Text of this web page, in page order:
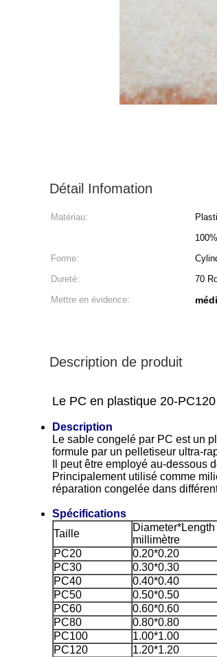
Détail Infomation
Matériau:
Forme:
Dureté:
70
Mettre en évidence:
Description de produit
Le PC en plastique 20-
Description
Le sable congelé par PC est un
formule par un pelletiseur ultra-
Il peut être employé au-dessous
Principalement utilisé comme
réparation congelée dans
Spécifications
Taille
Diameter*Length
millimètre
PC20
0.20*0.20
PC30
0.30*0.30
PC40
0.40*0.40
PC50
0.50*0.50
PC60
0.60*0.60
PC80
0.80*0.80
PC100
1.00*1.00
PC120
1.20*1.20